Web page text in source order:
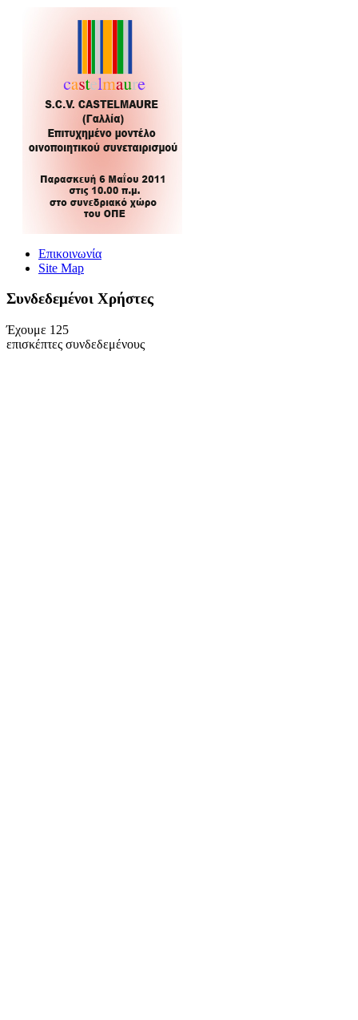
Επικοινωνία
Site Map
Συνδεδεμένοι Xρήστες
Έχουμε 125
επισκέπτες συνδεδεμένους